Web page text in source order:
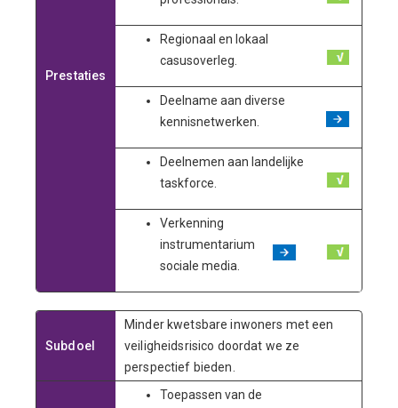
Prestaties
Regionaal en lokaal
casusoverleg.
Deelname aan diverse
kennisnetwerken.
Deelnemen aan landelijke
taskforce.
Verkenning
instrumentarium
sociale media.
Subdoel
Minder kwetsbare inwoners met een
veiligheidsrisico doordat we ze
perspectief bieden.
Toepassen van de